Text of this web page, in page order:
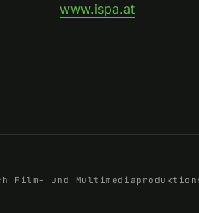
www.ispa.at
und Multimediaproduktions